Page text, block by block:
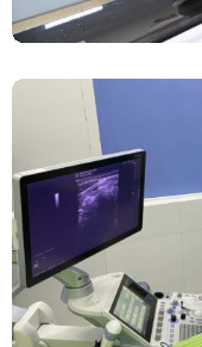
Đốt Sóng Cao
Lành Tuyến